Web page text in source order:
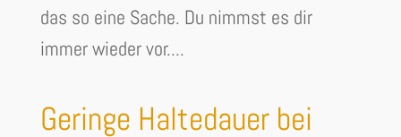
das so eine Sache. Du nimmst es dir
immer wieder vor....
Geringe Haltedauer bei